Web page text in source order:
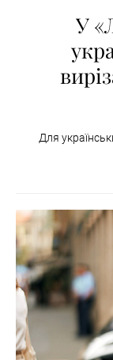
У
Для